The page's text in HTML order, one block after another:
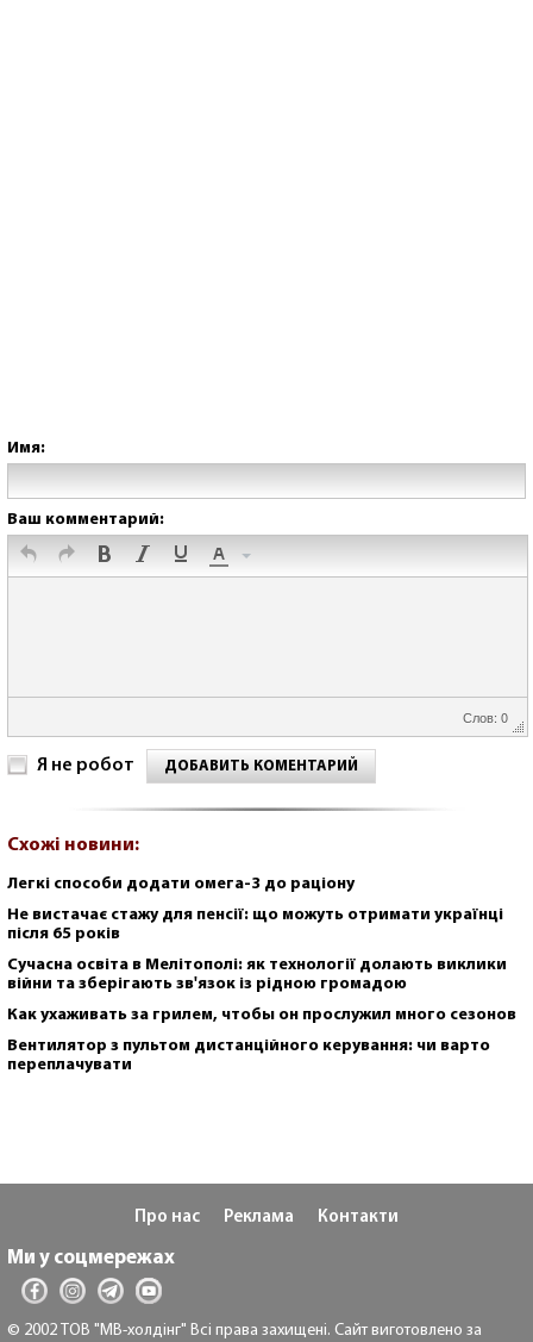
Имя:
Ваш комментарий:
Слов: 0
Я не робот ДОБАВИТЬ КОМЕНТАРИЙ
Схожі новини:
Легкі способи додати омега-3 до раціону
Не вистачає стажу для пенсії: що можуть отримати українці
після 65 років
Сучасна освіта в Мелітополі: як технології долають виклики
війни та зберігають зв'язок із рідною громадою
Как ухаживать за грилем, чтобы он прослужил много сезонов
Вентилятор з пультом дистанційного керування: чи варто
переплачувати
Про нас Реклама Контакти
Ми у соцмережах
© 2002 ТОВ "МВ-холдінг" Всі права захищені. Сайт виготовлено за